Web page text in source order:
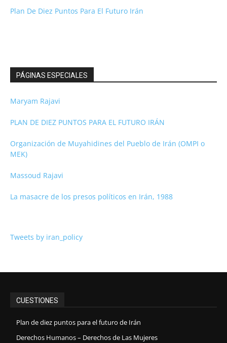
Plan De Diez Puntos Para El Futuro Irán
PÁGINAS ESPECIALES
Maryam Rajavi
PLAN DE DIEZ PUNTOS PARA EL FUTURO IRÁN
Organización de Muyahidines del Pueblo de Irán (OMPI o
MEK)
Massoud Rajavi
La masacre de los presos políticos en Irán, 1988
Tweets by iran_policy
CUESTIONES
Plan de diez puntos para el futuro de Irán
Derechos Humanos – Derechos de Las Mujeres